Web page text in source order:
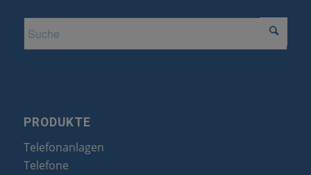
PRODUKTE
Telefonanlagen
Telefone